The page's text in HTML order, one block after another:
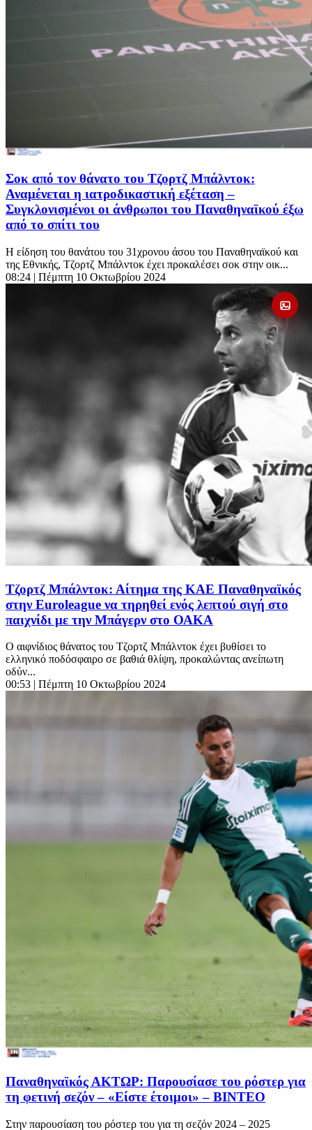
Σοκ από τον θάνατο του Τζορτζ Μπάλντοκ:
Αναμένεται η ιατροδικαστική εξέταση –
Συγκλονισμένοι οι άνθρωποι του Παναθηναϊκού έξω
από το σπίτι του
Η είδηση του θανάτου του 31χρονου άσου του Παναθηναϊκού και
της Εθνικής, Τζορτζ Μπάλντοκ έχει προκαλέσει σοκ στην οικ...
08:24 | Πέμπτη 10 Οκτωβρίου 2024
Τζορτζ Μπάλντοκ: Αίτημα της ΚΑΕ Παναθηναϊκός
στην Euroleague να τηρηθεί ενός λεπτού σιγή στο
παιχνίδι με την Μπάγερν στο ΟΑΚΑ
Ο αιφνίδιος θάνατος του Τζορτζ Μπάλντοκ έχει βυθίσει το
ελληνικό ποδόσφαιρο σε βαθιά θλίψη, προκαλώντας ανείπωτη
οδύν...
00:53 | Πέμπτη 10 Οκτωβρίου 2024
Παναθηναϊκός ΑΚΤΩΡ: Παρουσίασε του ρόστερ για
τη φετινή σεζόν – «Είστε έτοιμοι» – ΒΙΝΤΕΟ
Στην παρουσίαση του ρόστερ του για τη σεζόν 2024 – 2025